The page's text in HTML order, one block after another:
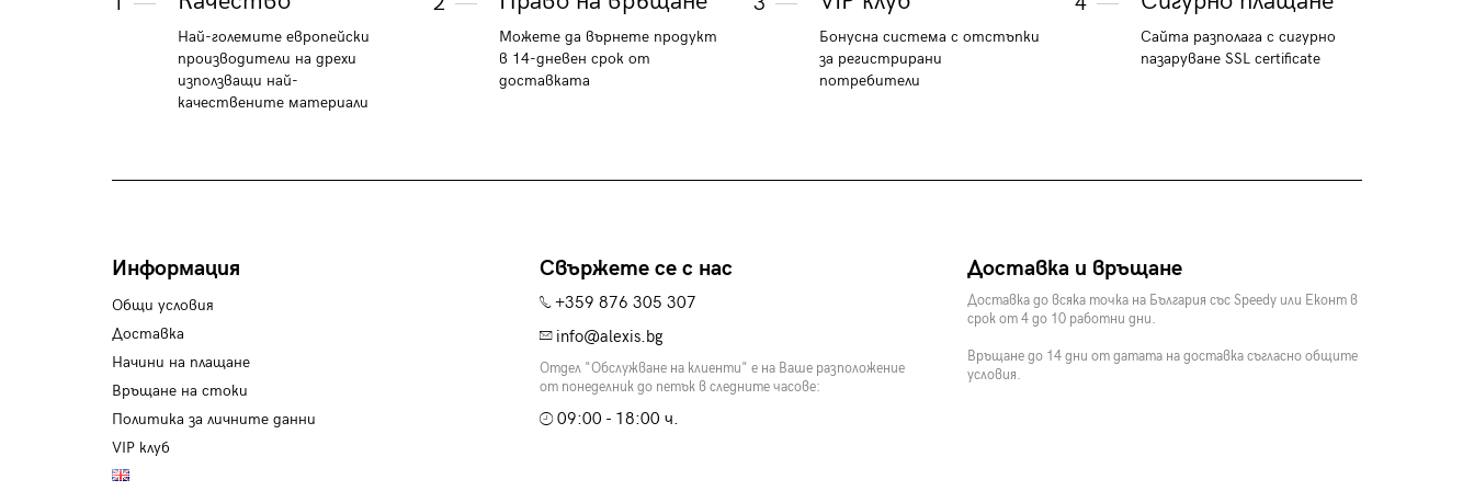
Най-големите европейски
производители на дрехи
използващи най-
качествените материали
Можете да върнете продукт
в 14-дневен срок от
доставката
Бонусна система с отстъпки
за регистрирани
потребители
Сайта разполага с сигурно
пазаруване SSL certificate
Информация
Общи условия
Доставка
Начини на плащане
Връщане на стоки
Политика за личните данни
VIP клуб
Свържете се с нас
+359 876 305 307
info@alexis.bg
Отдел "Обслужване на клиенти" е на Ваше разположение
от понеделник до петък в следните часове:
09:00 - 18:00 ч.
Доставка и връщане
Доставка до всяка точка на България със Speedy или Еконт в
срок от 4 до 10 работни дни.
Връщане до 14 дни от датата на доставка съгласно общите
условия.